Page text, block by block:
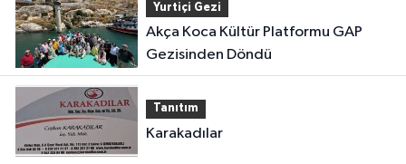
Yurtiçi Gezi
Akça Koca Kültür Platformu GAP
Gezisinden Döndü
Tanıtım
Karakadılar